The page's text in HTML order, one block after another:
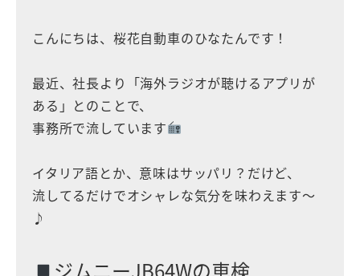
こんにちは、桜花自動車のひなたんです！
最近、社長より「海外ラジオが聴けるアプリが
ある」とのことで、
事務所で流しています
イタリア語とか、意味はサッパリ？だけど、
流してるだけでオシャレな気分を味わえます〜
♪
ジムニーJB64Wの車検